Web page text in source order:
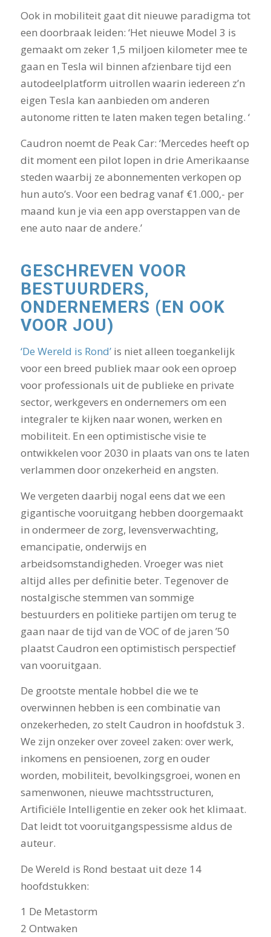
Ook in mobiliteit gaat dit nieuwe paradigma tot
een doorbraak leiden: ‘Het nieuwe Model 3 is
gemaakt om zeker 1,5 miljoen kilometer mee te
gaan en Tesla wil binnen afzienbare tijd een
autodeelplatform uitrollen waarin iedereen z’n
eigen Tesla kan aanbieden om anderen
autonome ritten te laten maken tegen betaling. ‘
Caudron noemt de Peak Car: ‘Mercedes heeft op
dit moment een pilot lopen in drie Amerikaanse
steden waarbij ze abonnementen verkopen op
hun auto’s. Voor een bedrag vanaf €1.000,- per
maand kun je via een app overstappen van de
ene auto naar de andere.’
GESCHREVEN VOOR
BESTUURDERS,
ONDERNEMERS (EN OOK
VOOR JOU)
‘De Wereld is Rond’is niet alleen toegankelijk
voor een breed publiek maar ook een oproep
voor professionals uit de publieke en private
sector, werkgevers en ondernemers om een
integraler te kijken naar wonen, werken en
mobiliteit. En een optimistische visie te
ontwikkelen voor 2030 in plaats van ons te laten
verlammen door onzekerheid en angsten.
We vergeten daarbij nogal eens dat we een
gigantische vooruitgang hebben doorgemaakt
in ondermeer de zorg, levensverwachting,
emancipatie, onderwijs en
arbeidsomstandigheden. Vroeger was niet
altijd alles per definitie beter. Tegenover de
nostalgische stemmen van sommige
bestuurders en politieke partijen om terug te
gaan naar de tijd van de VOC of de jaren ’50
plaatst Caudron een optimistisch perspectief
van vooruitgaan.
De grootste mentale hobbel die we te
overwinnen hebben is een combinatie van
onzekerheden, zo stelt Caudron in hoofdstuk 3.
We zijn onzeker over zoveel zaken: over werk,
inkomens en pensioenen, zorg en ouder
worden, mobiliteit, bevolkingsgroei, wonen en
samenwonen, nieuwe machtsstructuren,
Artificiële Intelligentie en zeker ook het klimaat.
Dat leidt tot vooruitgangspessisme aldus de
auteur.
De Wereld is Rond bestaat uit deze 14
hoofdstukken:
1 De Metastorm
2 Ontwaken